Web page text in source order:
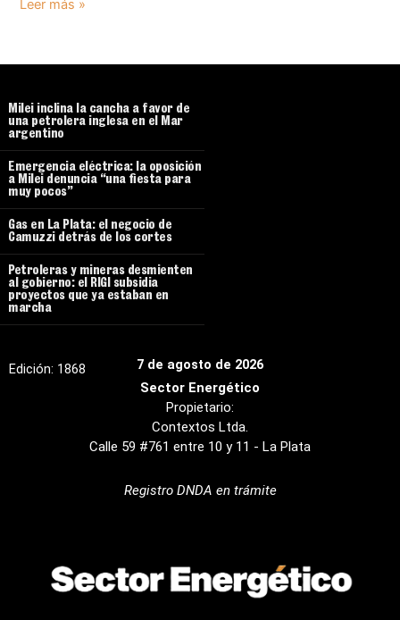
Leer más »
7 de agosto de 2026
Edición: 1868
Sector Energético
Propietario:
Contextos Ltda.
Calle 59 #761 entre 10 y 11 - La Plata
Registro DNDA en trámite
Milei inclina la cancha a favor de
una petrolera inglesa en el Mar
argentino
Emergencia eléctrica: la oposición
a Milei denuncia “una fiesta para
muy pocos”
Gas en La Plata: el negocio de
Camuzzi detrás de los cortes
Petroleras y mineras desmienten
al gobierno: el RIGI subsidia
proyectos que ya estaban en
marcha